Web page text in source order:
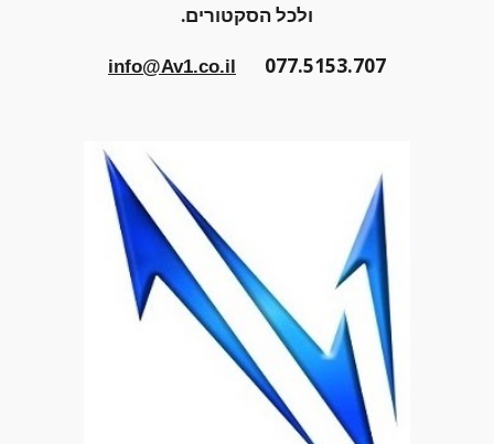
ולכל הסקטורים.
info@Av1.co.il 077.5153.707